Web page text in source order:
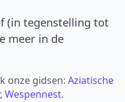
(in tegenstelling tot
meer in de
onze gidsen:Aziatische
,Wespennest.